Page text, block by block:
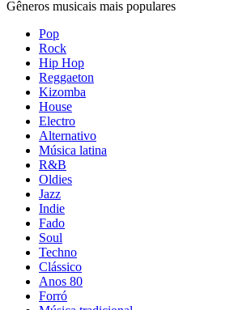
Gêneros musicais mais populares
Pop
Rock
Hip Hop
Reggaeton
Kizomba
House
Electro
Alternativo
Música latina
R&B
Oldies
Jazz
Indie
Fado
Soul
Techno
Clássico
Anos 80
Forró